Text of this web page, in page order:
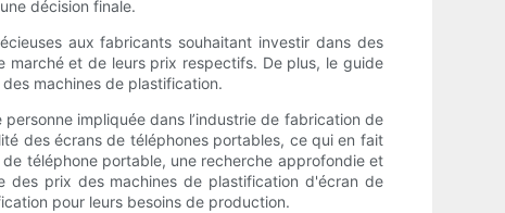
décision finale.
aux fabricants souhaitant investir dans des
et de leurs prix respectifs. De plus, le guide
machines de plastification.
impliquée dans l’industrie de fabrication de
des écrans de téléphones portables, ce qui en fait
téléphone portable, une recherche approfondie et
des prix des machines de plastification d'écran de
pour leurs besoins de production.